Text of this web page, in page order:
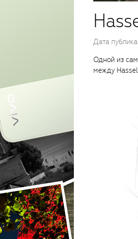
Дата
Одной из
между